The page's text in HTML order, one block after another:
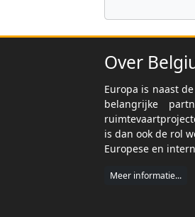
Over
Europa is naast
belangrijke
is dan ook de rol
Europese en
Meer informatie...